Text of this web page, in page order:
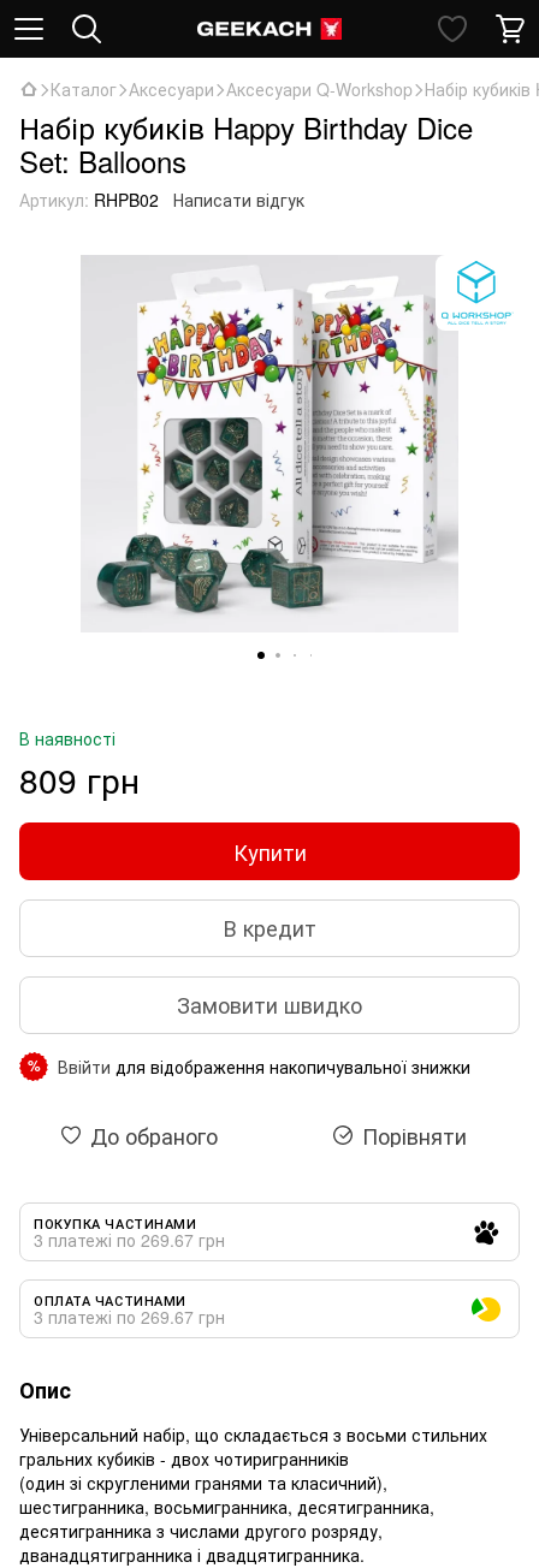
Каталог Аксесуари Аксесуари Q-Workshop Набір
Набір кубиків Happy Birthday Dice
Set: Balloons
Артикул: RHPB02 Написати відгук
В наявності
809 грн
Купити
В кредит
Замовити швидко
% Ввійти для відображення накопичувальної знижки
До обраного Порівняти
ПОКУПКА ЧАСТИНАМИ
3 платежі по 269.67 грн
ОПЛАТА ЧАСТИНАМИ
3 платежі по 269.67 грн
Опис
Універсальний набір, що складається з восьми стильних
гральних кубиків - двох чотиригранників
(один зі скругленими гранями та класичний),
шестигранника, восьмигранника, десятигранника,
десятигранника з числами другого розряду,
дванадцятигранника і двадцятигранника.